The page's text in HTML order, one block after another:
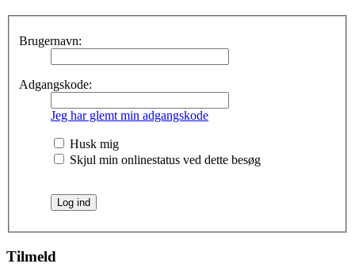
Brugernavn:
Adgangskode:
Jeg har glemt min adgangskode
Husk mig
Skjul min onlinestatus ved dette besøg
Tilmeld